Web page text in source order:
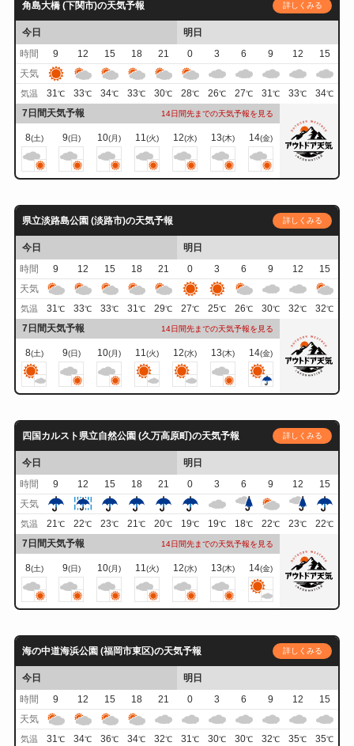
角島大橋 (下関市)の天気予報 詳しくみる
今日
明日
時間
9 12 15 18 21 0 3 6 9 12
15
天気
気温 31℃ 33℃ 34℃ 33℃ 30℃ 28℃ 26℃ 27℃ 31℃ 33℃ 34℃
7日間天気予報 14日間先までの天気予報を見る
8(土) 9(日) 10(月) 11 (火) 12(水) 13(木) 14(金)
県立淡路島公園 (淡路市)の天気予報 詳しくみる
今日
明日
時間
9 12 15 18 21 0 3 6 9 12
15
天気
気温 31℃ 33℃ 33℃ 31℃ 29℃ 27℃ 25℃ 26℃ 30℃ 32℃ 32℃
7日間天気予報 14日間先までの天気予報を見る
8(土) 9(日) 10(月) 11(火) 12(水) 13(木) 14(金)
四国カルスト県立自然公園 (久万高原町)の天気予報 詳しくみる
今日
明日
時間
9 12 15 18 21 0 3 6 9 12
15
天気
気温 21℃ 22℃ 23℃ 21℃ 20℃ 19℃ 19℃ 18℃ 22℃ 23℃ 22℃
7日間天気予報 14日間先までの天気予報を見る
8(土) 9(日) 10(月) 11(火) 12(水) 13(木) 14(金)
海の中道海浜公園 (福岡市東区)の天気予報 詳しくみる
今日
明日
時間
9 12 15 18 21 0 3 6 9 12
15
天気
気温 31℃ 34℃ 36℃ 34℃ 32℃ 31℃ 30℃ 30℃ 32℃ 35℃ 35℃